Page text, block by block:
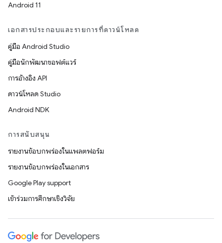
Android 11
เอกสารประกอบและรายการที่ดาวน์โหลด
คู่มือ Android Studio
คู่มือนักพัฒนาซอฟต์แวร์
การอ้างอิง API
ดาวน์โหลด Studio
Android NDK
การสนับสนุน
รายงานข้อบกพร่องในแพลตฟอร์ม
รายงานข้อบกพร่องในเอกสาร
Google Play support
เข้าร่วมการศึกษาเชิงวิจัย